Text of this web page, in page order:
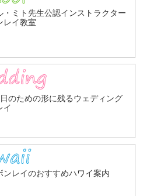
・ミト先生公認インストラクター
レイ教室
のための形に残るウェディング
イ
ンレイのおすすめハワイ案内